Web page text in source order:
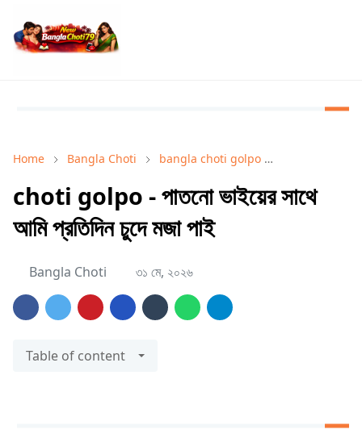
Home Bangla Choti bangla choti golpo
choti golpo - পাতনো ভাইয়ের সাথে
আমি প্রতিদিন চুদে মজা পাই
Bangla Choti ৩১ মে, ২০২৬
Table of content